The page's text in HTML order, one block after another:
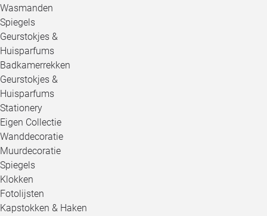
Wasmanden
Spiegels
Geurstokjes &
Huisparfums
Badkamerrekken
Geurstokjes &
Huisparfums
Stationery
Eigen Collectie
Wanddecoratie
Muurdecoratie
Spiegels
Klokken
Fotolijsten
Kapstokken & Haken